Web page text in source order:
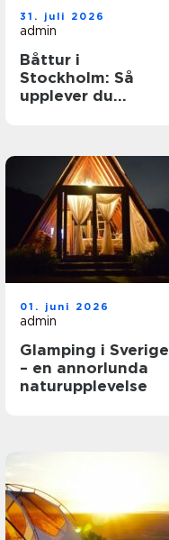
31. juli 2026
admin
Båttur i
Stockholm: Så
upplever du
01. juni 2026
admin
Glamping i Sverige
– en annorlunda
naturupplevelse